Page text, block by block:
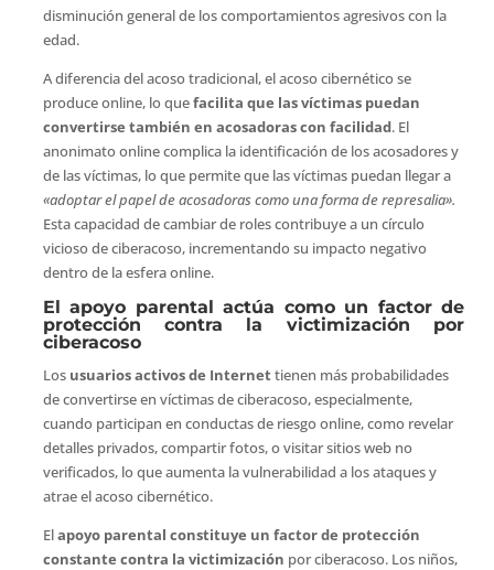
disminución general de los comportamientos agresivos con la
edad.
A diferencia del acoso tradicional, el acoso cibernético se
produce online, lo quefacilita que las víctimas puedan
convertirse también en acosadoras con facilidad. El
anonimato online complica la identificación de los acosadores y
de las víctimas, lo que permite que las víctimas puedan llegar a
«adoptar el papel de acosadoras como una forma de represalia».
Esta capacidad de cambiar de roles contribuye a un círculo
vicioso de ciberacoso, incrementando su impacto negativo
dentro de la esfera online.
El apoyo parental actúa como un factor de
protección contra la victimización por
ciberacoso
Los usuarios activos de Internettienen más probabilidades
de convertirse en víctimas de ciberacoso, especialmente,
cuando participan en conductas de riesgo online, como revelar
detalles privados, compartir fotos, o visitar sitios web no
verificados, lo que aumenta la vulnerabilidad a los ataques y
atrae el acoso cibernético.
Elapoyo parental constituye un factor de protección
constante contra la victimización por ciberacoso. Los niños,